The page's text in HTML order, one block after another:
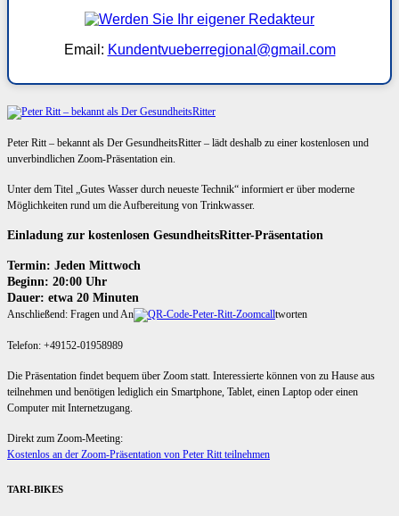
Email: Kundentvueberregional@gmail.com
Peter Ritt – bekannt als Der GesundheitsRitter – lädt deshalb zu einer kostenlosen und
unverbindlichen Zoom-Präsentation ein.
Unter dem Titel „Gutes Wasser durch neueste Technik“ informiert er über moderne
Möglichkeiten rund um die Aufbereitung von Trinkwasser.
Einladung zur kostenlosen GesundheitsRitter-Präsentation
Termin: Jeden Mittwoch
Beginn: 20:00 Uhr
Dauer: etwa 20 Minuten
Anschließend: Fragen und An tworten
Telefon: +49152-01958989
Die Präsentation findet bequem über Zoom statt. Interessierte können von zu Hause aus
teilnehmen und benötigen lediglich ein Smartphone, Tablet, einen Laptop oder einen
Computer mit Internetzugang.
Direkt zum Zoom-Meeting:
Kostenlos an der Zoom-Präsentation von Peter Ritt teilnehmen
TARI-BIKES